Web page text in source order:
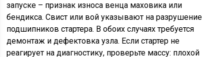
запуске – признак износа венца маховика или
бендикса. Свист или вой указывают на разрушение
подшипников стартера. В обоих случаях требуется
демонтаж и дефектовка узла. Если стартер не
реагирует на диагностику, проверьте массу: плохой